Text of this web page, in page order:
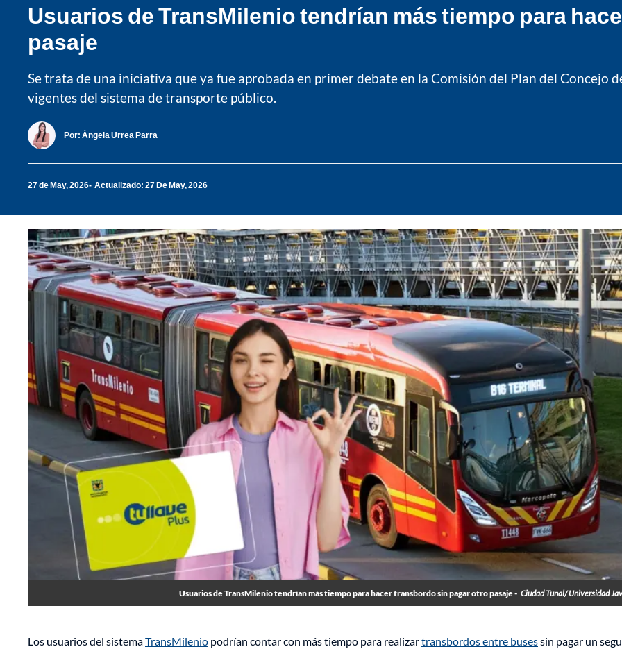
Usuarios de TransMilenio tendrían más tiempo para
pasaje
Se trata de una iniciativa que ya fue aprobada en primer debate en la Comisión del Plan del Concejo
vigentes del sistema de transporte público.
Por: Ángela Urrea Parra
27 de May, 2026 Actualizado: 27 De May, 2026
Usuarios de TransMilenio tendrían más tiempo para hacer transbordo sin pagar otro pasaje - Ciudad Tunal/ Universidad
Los usuarios del sistemaTransMilenio podrían contar con más tiempo para realizartransbordos entre busessin pagar un